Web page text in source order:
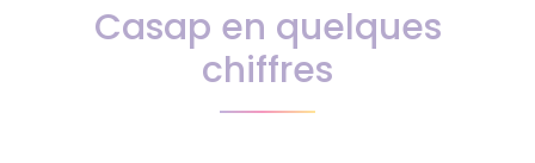
Casap en quelques
chiffres